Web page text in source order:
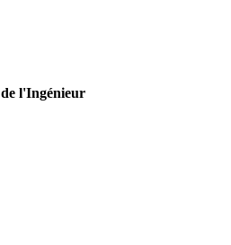
de l'Ingénieur